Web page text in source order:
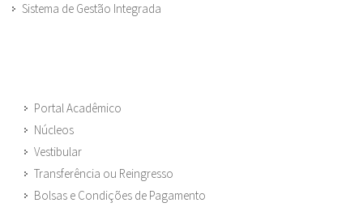
Sistema de Gestão Integrada
Portal Acadêmico
Núcleos
Vestibular
Transferência ou Reingresso
Bolsas e Condições de Pagamento